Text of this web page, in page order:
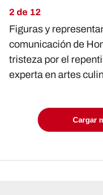
2 de 12
Figuras y
comunicación de
tristeza por el
experta en artes
Cargar